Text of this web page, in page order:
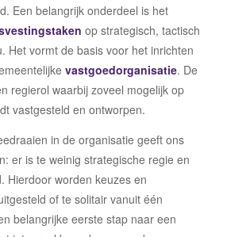
Een belangrijk onderdeel is het
op strategisch, tactisch
Het vormt de basis voor het inrichten
vastgoedorganisatie. De
regierol waarbij zoveel mogelijk op
vastgesteld en ontworpen.
in de organisatie geeft ons
er is te weinig strategische regie en
Hierdoor worden keuzes en
of te solitair vanuit één
belangrijke eerste stap naar een